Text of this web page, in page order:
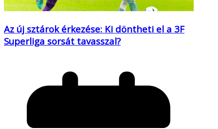
Az új sztárok érkezése: Ki döntheti el a 3F
Superliga sorsát tavasszal?